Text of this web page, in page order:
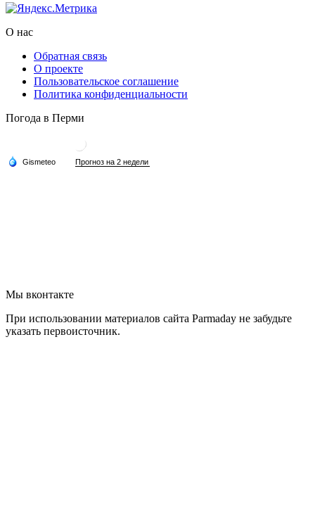
О нас
Обратная связь
О проекте
Пользовательское соглашение
Политика конфиденциальности
Погода в Перми
Мы вконтакте
При использовании материалов сайта Parmaday не забудьте
указать первоисточник.